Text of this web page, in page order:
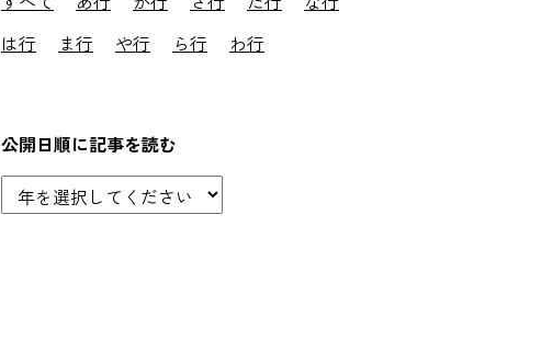
は行
ま行 や行 ら行 わ行
公開日順に記事を読む